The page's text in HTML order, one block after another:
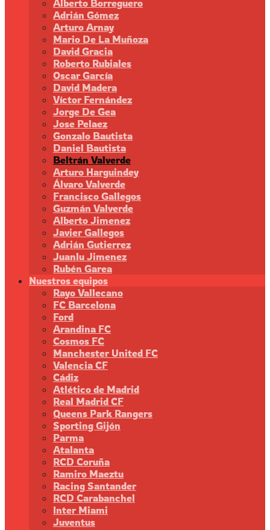
Alberto Borreguero
Adrián Gómez
Arturo Arnay
Mario De La Muñoza
David Gracia
Roberto Rubiales
Oscar García
David Madera
Víctor Fernández
Jorge De Gea
Jose Pelaez
Gonzalo Bautista
Daniel Bautista
Beltrán Valverde
Arturo Harguindey
Álvaro Valverde
Francisco Gallegos
Guzmán Valverde
Alberto Jimenez
Javier Gallegos
Adrián Gutierrez
Juanlu Jimenez
Rubén Garea
Nuestros equipos
Rayo Vallecano
FC Barcelona
Ford
Arandina FC
Cosmos FC
Manchester United FC
Valencia CF
Cádiz
Atlético de Madrid
Real Madrid CF
Queens Park Rangers
Sporting Gijón
Parma
Atalanta
RCD Coruña
Ramiro Maeztu
Racing Santander
RCD Carabanchel
Inter Miami
Juventus